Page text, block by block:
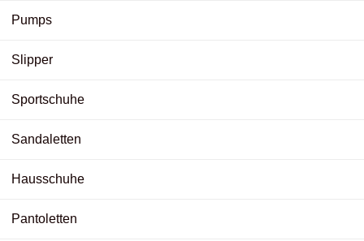
Pumps
Slipper
Sportschuhe
Sandaletten
Hausschuhe
Pantoletten